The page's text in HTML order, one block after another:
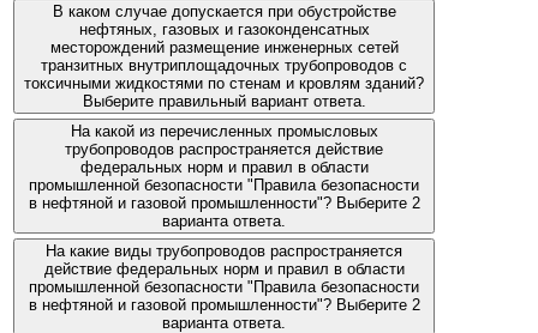
В каком случае допускается при обустройстве
нефтяных, газовых и газоконденсатных
месторождений размещение инженерных сетей
транзитных внутриплощадочных трубопроводов с
токсичными жидкостями по стенам и кровлям зданий?
Выберите правильный вариант ответа.
На какой из перечисленных промысловых
трубопроводов распространяется действие
федеральных норм и правил в области
промышленной безопасности "Правила безопасности
в нефтяной и газовой промышленности"? Выберите 2
варианта ответа.
На какие виды трубопроводов распространяется
действие федеральных норм и правил в области
промышленной безопасности "Правила безопасности
в нефтяной и газовой промышленности"? Выберите 2
варианта ответа.